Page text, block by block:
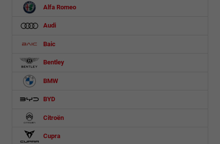
Alfa Romeo
Audi
Baic
Bentley
BMW
BYD
Citroën
Cupra